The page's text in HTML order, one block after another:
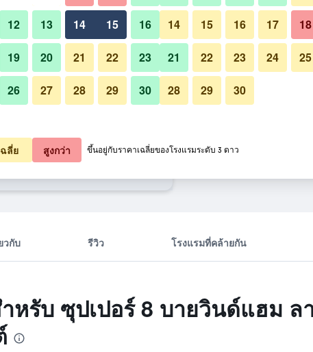
หมด (ต่อคืน)
฿969 เช็คดีล
฿1,257 เช็คดีล
แฮม ลาสเวกัส นอร์ทสตริป/ย่านถนน
อาคาร
รูปภาพของ ซุปเปอร์ 8 บายวินด์
วกับ รีวิว โรงแรมที่คล้ายกัน
หรับ ซุปเปอร์ 8 บายวินด์แฮม ล
12 13 14 15 16
19 20 21 22 23
26 27 28 29 30
14 15 16 17 18
21 22 23 24 25
28 29 30
ฉลี่ย สูงกว่า ขึ้นอยู่กับราคาเฉลี่ยของโรงแรมระดับ 3 ดาว